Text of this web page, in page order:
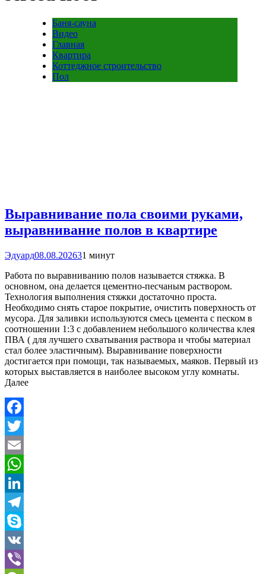
Баня-сауна
Видео
Главная
Квартира
Коттеджное строительство
Пол
Выравнивание пола своими руками,
выравнивание полов в квартире
Эдуард08.08.202631 минут
Работа по выравниванию полов называется стяжка. В
основном, она делается цементно-песчаным раствором.
Технология выполнения стяжки достаточно проста.
Необходимо снять старое покрытие, очистить поверхность от
мусора. Для заливки используются смесь цемента с песком в
соотношении 1:3 с добавлением небольшого количества клея
ПВА ( для лучшего схватывания раствора и чтобы материал
стал более эластичным). Выравнивание поверхности
достигается при помощи, так называемых, маяков. Первый из
которых выставляется в наиболее высоком углу комнаты.
Далее
Facebook
Twitter
Email
WhatsApp
LinkedIn
Telegram
Skype
VK